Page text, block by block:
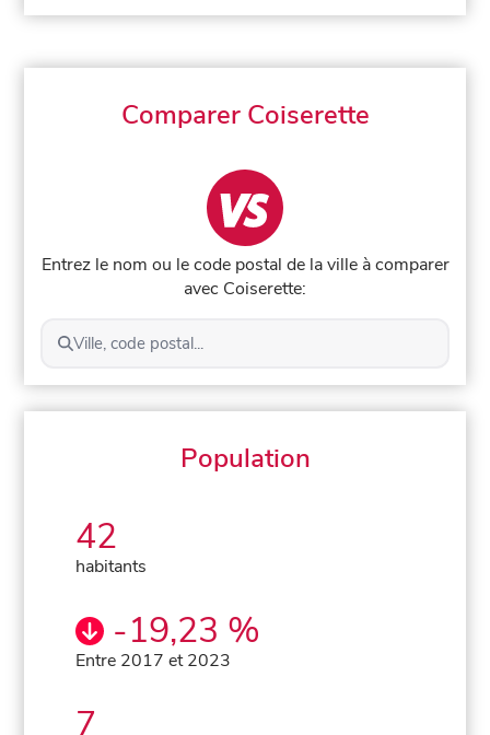
Comparer Coiserette
Entrez le nom ou le code postal de la ville à comparer
avec Coiserette:
Ville, code postal...
Population
42
habitants
-19,23 %
Entre 2017 et 2023
7